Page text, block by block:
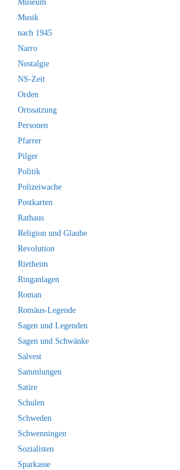
Museum
Musik
nach 1945
Narro
Nostalgie
NS-Zeit
Orden
Ortssatzung
Personen
Pfarrer
Pilger
Politik
Polizeiwache
Postkarten
Rathaus
Religion und Glaube
Revolution
Rietheim
Ringanlagen
Roman
Romäus-Legende
Sagen und Legenden
Sagen und Schwänke
Salvest
Sammlungen
Satire
Schulen
Schweden
Schwenningen
Sozialisten
Sparkasse